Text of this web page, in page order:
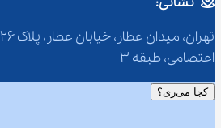
اعتصامی، طبقه 3
کجا می‌ری؟